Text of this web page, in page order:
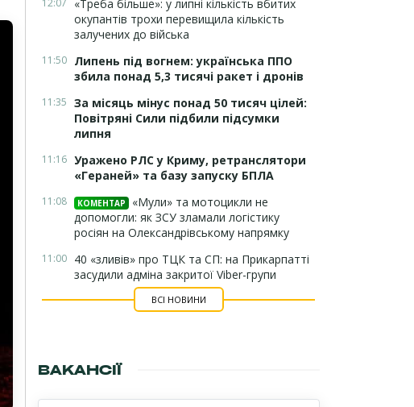
12:07
«Треба більше»: у липні кількість вбитих
окупантів трохи перевищила кількість
залучених до війська
11:50 Липень під вогнем: українська ППО
збила понад 5,3 тисячі ракет і дронів
11:35 За місяць мінус понад 50 тисяч цілей:
Повітряні Сили підбили підсумки
липня
11:16 Уражено РЛС у Криму, ретранслятори
«Гераней» та базу запуску БПЛА
11:08 КОМЕНТАР
«Мули» та мотоцикли не
допомогли: як ЗСУ зламали логістику
росіян на Олександрівському напрямку
11:00 40 «зливів» про ТЦК та СП: на Прикарпатті
засудили адміна закритої Viber-групи
ВСІ НОВИНИ
ВАКАНСІЇ